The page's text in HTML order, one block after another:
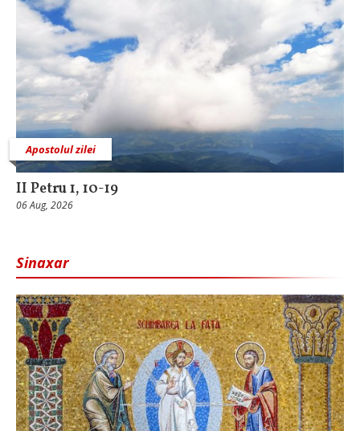
Apostolul zilei
II Petru 1, 10-19
06 Aug, 2026
Sinaxar